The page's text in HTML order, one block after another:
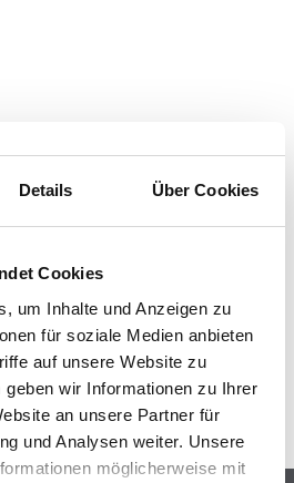
Details Über Cookies
Cookies
um Inhalte und Anzeigen zu
für soziale Medien anbieten
auf unsere Website zu
wir Informationen zu Ihrer
an unsere Partner für
und Analysen weiter. Unsere
möglicherweise mit